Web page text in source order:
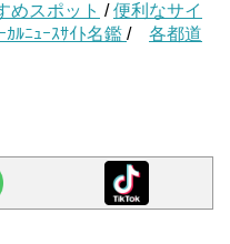
めスポット /便利なサイ
ｶﾙﾆｭｰｽｻｲﾄ名鑑 / 各都道